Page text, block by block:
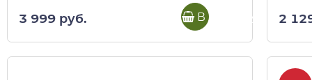
3 999 руб. В корзину 2